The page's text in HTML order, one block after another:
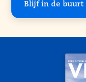
Blijf in de buurt